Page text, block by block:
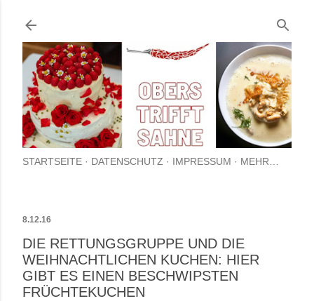
Direkt zum
STARTSEITE DATENSCHUTZ IMPRESSUM MEHR…
8.12.16
DIE RETTUNGSGRUPPE UND DIE
WEIHNACHTLICHEN KUCHEN: HIER
GIBT ES EINEN BESCHWIPSTEN
FRÜCHTEKUCHEN